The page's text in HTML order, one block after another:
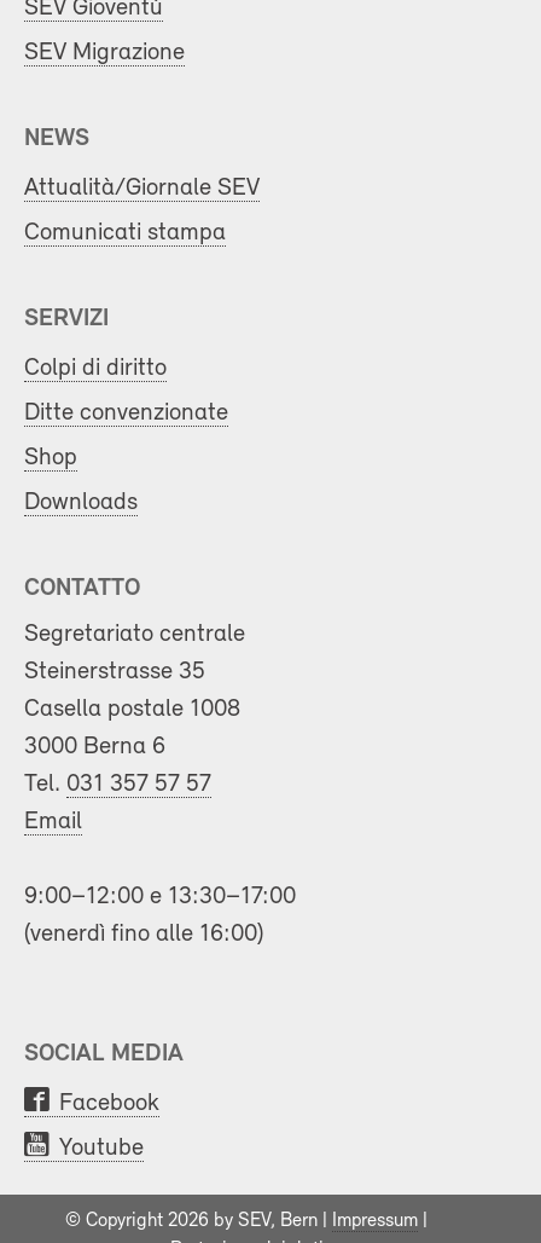
SEV Gioventù
SEV Migrazione
NEWS
Attualità/Giornale SEV
Comunicati stampa
SERVIZI
Colpi di diritto
Ditte convenzionate
Shop
Downloads
CONTATTO
Segretariato centrale
Steinerstrasse 35
Casella postale 1008
3000 Berna 6
Tel. 031 357 57 57
Email
9:00–12:00 e 13:30–17:00
(venerdì fino alle 16:00)
SOCIAL MEDIA
Facebook
Youtube
© Copyright 2026 by SEV, Bern | Impressum